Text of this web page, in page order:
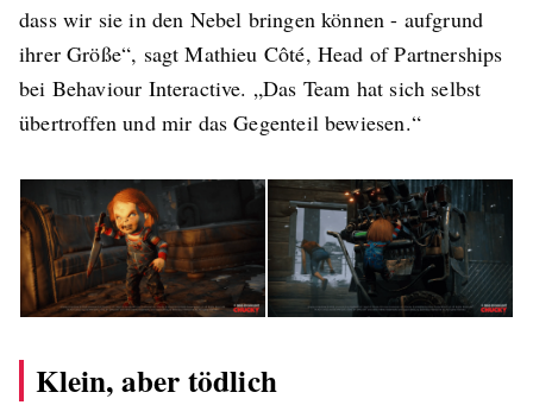
dass wir sie in den Nebel bringen können - aufgrund
ihrer Größe“, sagt Mathieu Côté, Head of Partnerships
bei Behaviour Interactive. „Das Team hat sich selbst
übertroffen und mir das Gegenteil bewiesen.“
Klein, aber tödlich